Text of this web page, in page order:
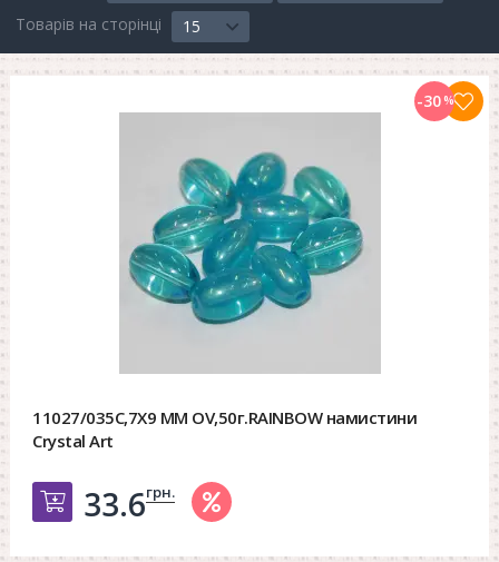
Товарів на сторінці
15
11027/035C,7X9 MM OV,50г.RAINBOW намистини
Crystal Art
Добавить в корзину
33.6грн.
-30%